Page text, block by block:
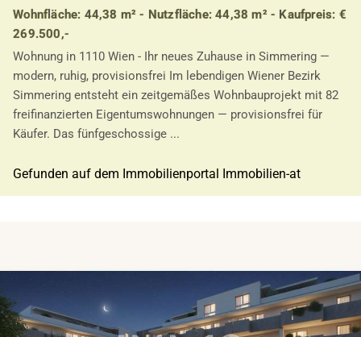
Wohnfläche: 44,38 m² - Nutzfläche: 44,38 m² - Kaufpreis: €
269.500,-
Wohnung in 1110 Wien - Ihr neues Zuhause in Simmering —
modern, ruhig, provisionsfrei Im lebendigen Wiener Bezirk
Simmering entsteht ein zeitgemäßes Wohnbauprojekt mit 82
freifinanzierten Eigentumswohnungen — provisionsfrei für
Käufer. Das fünfgeschossige ...
Gefunden auf dem Immobilienportal Immobilien-at